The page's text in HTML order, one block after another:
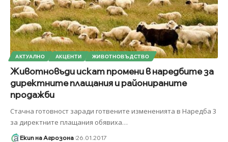
АКТУАЛНО АКЦЕНТИ ЖИВОТНОВЪДСТВО
Животновъди искат промени в наредбите за
директните плащания и районираните
продажби
Стачна готовност заради готвените измененията в Наредба 3
за директните плащания обявиха…
Екип на Агрозона 26.01.2017